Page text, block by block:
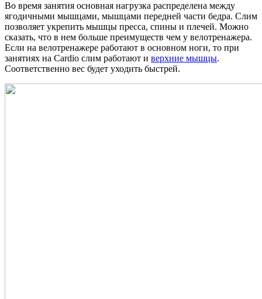
Во время занятия основная нагрузка распределена между
ягодичными мышцами, мышцами передней части бедра. Слим
позволяет укрепить мышцы пресса, спины и плечей. Можно
сказать, что в нем больше преимуществ чем у велотренажера.
Если на велотренажере работают в основном ноги, то при
занятиях на Сardio слим работают и верхние мышцы.
Соответственно вес будет уходить быстрей.